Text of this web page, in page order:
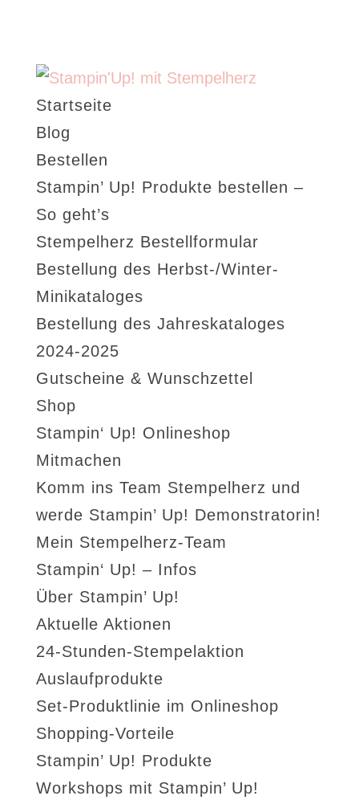
Startseite
Blog
Bestellen
Stampin’ Up! Produkte bestellen –
So geht’s
Stempelherz Bestellformular
Bestellung des Herbst-/Winter-
Minikataloges
Bestellung des Jahreskataloges
2024-2025
Gutscheine & Wunschzettel
Shop
Stampin‘ Up! Onlineshop
Mitmachen
Komm ins Team Stempelherz und
werde Stampin’ Up! Demonstratorin!
Mein Stempelherz-Team
Stampin‘ Up! – Infos
Über Stampin’ Up!
Aktuelle Aktionen
24-Stunden-Stempelaktion
Auslaufprodukte
Set-Produktlinie im Onlineshop
Shopping-Vorteile
Stampin’ Up! Produkte
Workshops mit Stampin’ Up!